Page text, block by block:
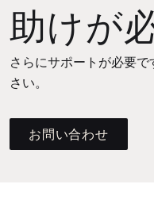
助けが
さらにサポートが必要
さい。
お問い合わせ